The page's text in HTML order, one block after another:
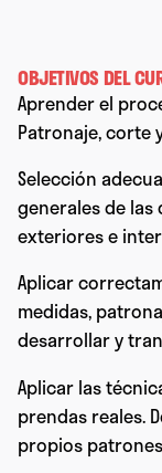
OBJETIVOS DEL
Aprender el
Patronaje, corte
Selección
generales de
exteriores e
Aplicar
medidas,
desarrollar y
Aplicar las
prendas reales.
propios